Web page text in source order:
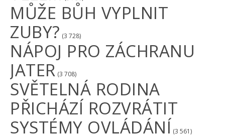
MŮŽE BŮH VYPLNIT
ZUBY? (3 728)
NÁPOJ PRO ZÁCHRANU
JATER (3 708)
SVĚTELNÁ RODINA
PŘICHÁZÍ ROZVRÁTIT
SYSTÉMY OVLÁDÁNÍ (3 561)